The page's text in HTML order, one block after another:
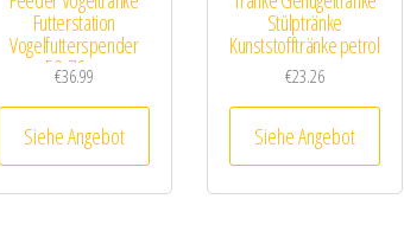
Futterstation
Vogelfutterspender
50x76cm
€36.99
Siehe Angebot
Stülptränke
Kunststofftränke petrol
€23.26
Siehe Angebot